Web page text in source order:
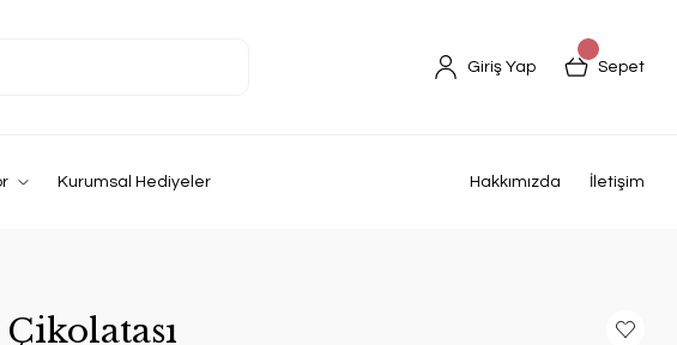
Giriş Yap Sepet
Kurumsal Hediyeler Hakkımızda İletişim